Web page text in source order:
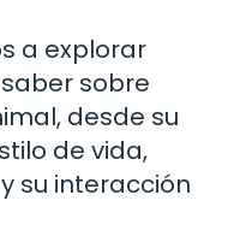
a explorar
sobre
desde su
de vida,
su interacción